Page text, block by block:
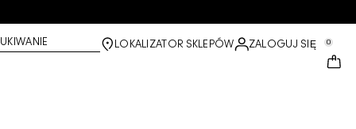
LOKALIZATOR SKLEPÓW ZALOGUJ SIĘ 0